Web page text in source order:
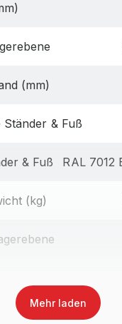
(mm)
& Fuß
& Fuß RAL 7012
(kg)
Kragarme
Mehr laden